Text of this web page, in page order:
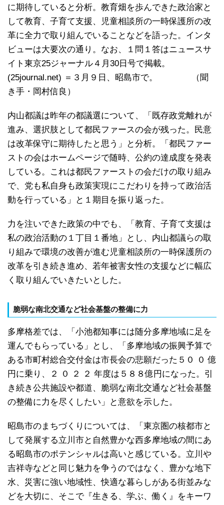
に期待していると分析。教育畑を歩んできた政治家と
して教育、子育て支援、児童相談所の一時保護所の改
革に全力で取り組んでいることなどを語った。インタ
ビューは大要次の通り。なお、１問１答はニュースサ
イト東京25ジャーナル４月30日号で掲載。
(25journal.net) ＝３月９日、昭島市で。 （聞
き手・岡村信良）
内山都議は昨年の都議選について、「既存政党離れが
進み、選択肢として都民ファースの会が残った。民意
は改革保守に期待したと思う」と分析。「都民ファー
ストの会はホームページで随時、公約の達成度を発表
している。これは都民ファーストの会だけの取り組み
で、党も私自身も政策実現にこだわりを持って政治活
動を行っている」と１期目を振り返った。
力を注いできた政策の中でも、「教育、子育て支援は
私の政治活動の１丁目１番地」とし、内山都議らの取
り組みで環境の改善が進む児童相談所の一時保護所の
改革を引き続き進め、若年被害女性の支援などに幅広
く取り組んでいきたいとした。
脆弱な南北交通など社会基盤の整備に力
多摩格差では、「小池都知事には随分多摩地域に足を
運んでもらっている」とし、「多摩地域の振興予算で
ある市町村総合交付金は市長会の悲願だった５０ ０ 億
円に乗り、２ ０ ２ ２ 年度は５８８億円になった。引
き続き公共施設や都道、脆弱な南北交通など社会基盤
の整備に力を尽くしたい」と意欲を示した。
昭島市のまちづくりについては、「東京圏の核都市と
して発展する立川市と自然豊かな西多摩地域の間にあ
る昭島市のポテンシャルは高いと感じている。立川や
吉祥寺などと同じ魅力を争うのではなく、豊かな地下
水、災害に強い地域性、快適な暮らしがある街並みな
どを大切に、そこで『生きる、学ぶ、働く』をキーワ